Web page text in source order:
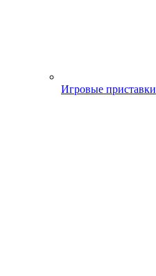
Игровые приставки